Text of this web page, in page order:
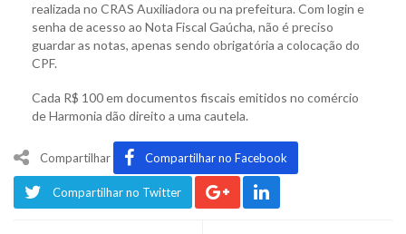
realizada no CRAS Auxiliadora ou na prefeitura. Com login e
senha de acesso ao Nota Fiscal Gaúcha, não é preciso
guardar as notas, apenas sendo obrigatória a colocação do
CPF.
Cada R$ 100 em documentos fiscais emitidos no comércio
de Harmonia dão direito a uma cautela.
Compartilhar Compartilhar no Facebook
Compartilhar no Twitter